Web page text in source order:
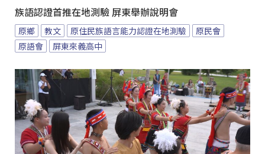
族語認證首推在地測驗 屏東舉辦說明會
原鄉 教文 原住民族語言能力認證在地測驗
原民會
原語會
屏東來義高中